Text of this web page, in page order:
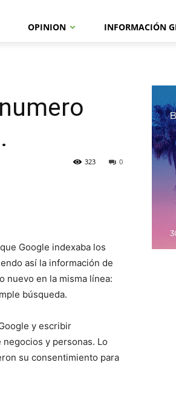
OPINION INFORMACIÓN
0
323
Google indexaba los
así la información de
nuevo en la misma línea:
búsqueda.
y escribir
y personas. Lo
su consentimiento para